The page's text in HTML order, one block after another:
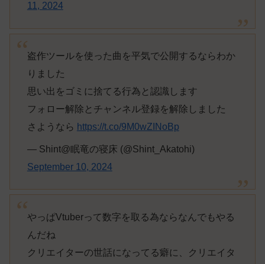
11, 2024
盗作ツールを使った曲を平気で公開するならわか
りました
思い出をゴミに捨てる行為と認識します
フォロー解除とチャンネル登録を解除しました
さようなら https://t.co/9M0wZINoBp
— Shint@眠竜の寝床 (@Shint_Akatohi)
September 10, 2024
やっぱVtuberって数字を取る為ならなんでもやる
んだね
クリエイターの世話になってる癖に、クリエイタ